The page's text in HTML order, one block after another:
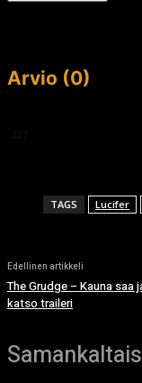
Arvio (0)
227
TAGS Lucifer
Edellinen artikkeli
The Grudge – Kauna saa
katso traileri